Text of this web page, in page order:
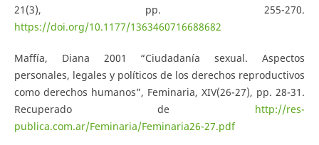
21(3), pp. 255-270.
https://doi.org/10.1177/1363460716688682
Maffía, Diana 2001 “Ciudadanía sexual. Aspectos
personales, legales y políticos de los derechos reproductivos
como derechos humanos”, Feminaria, XIV(26-27), pp. 28-31.
Recuperado de http://res-
publica.com.ar/Feminaria/Feminaria26-27.pdf